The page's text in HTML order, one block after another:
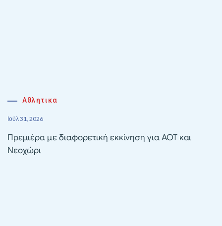
Αθλητικα
Ιούλ 31, 2026
Πρεμιέρα με διαφορετική εκκίνηση για ΑΟΤ και
Νεοχώρι